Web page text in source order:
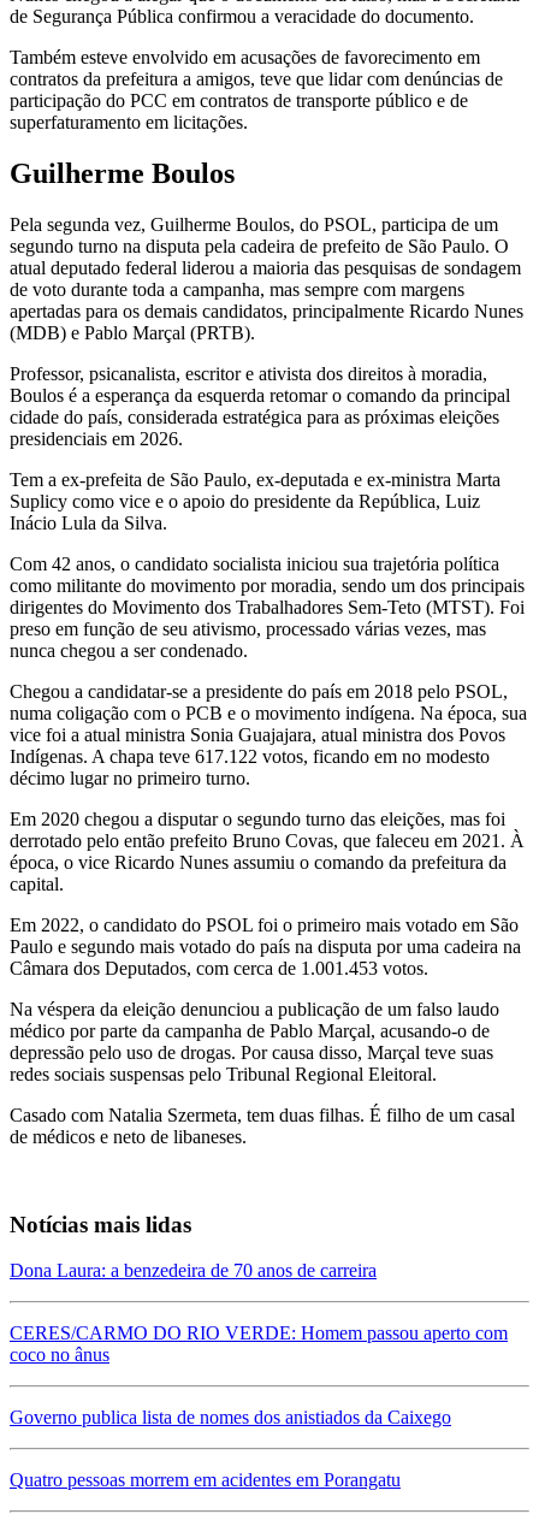
de Segurança Pública confirmou a veracidade do documento.
Também esteve envolvido em acusações de favorecimento em
contratos da prefeitura a amigos, teve que lidar com denúncias de
participação do PCC em contratos de transporte público e de
superfaturamento em licitações.
Guilherme Boulos
Pela segunda vez, Guilherme Boulos, do PSOL, participa de um
segundo turno na disputa pela cadeira de prefeito de São Paulo. O
atual deputado federal liderou a maioria das pesquisas de sondagem
de voto durante toda a campanha, mas sempre com margens
apertadas para os demais candidatos, principalmente Ricardo Nunes
(MDB) e Pablo Marçal (PRTB).
Professor, psicanalista, escritor e ativista dos direitos à moradia,
Boulos é a esperança da esquerda retomar o comando da principal
cidade do país, considerada estratégica para as próximas eleições
presidenciais em 2026.
Tem a ex-prefeita de São Paulo, ex-deputada e ex-ministra Marta
Suplicy como vice e o apoio do presidente da República, Luiz
Inácio Lula da Silva.
Com 42 anos, o candidato socialista iniciou sua trajetória política
como militante do movimento por moradia, sendo um dos principais
dirigentes do Movimento dos Trabalhadores Sem-Teto (MTST). Foi
preso em função de seu ativismo, processado várias vezes, mas
nunca chegou a ser condenado.
Chegou a candidatar-se a presidente do país em 2018 pelo PSOL,
numa coligação com o PCB e o movimento indígena. Na época, sua
vice foi a atual ministra Sonia Guajajara, atual ministra dos Povos
Indígenas. A chapa teve 617.122 votos, ficando em no modesto
décimo lugar no primeiro turno.
Em 2020 chegou a disputar o segundo turno das eleições, mas foi
derrotado pelo então prefeito Bruno Covas, que faleceu em 2021. À
época, o vice Ricardo Nunes assumiu o comando da prefeitura da
capital.
Em 2022, o candidato do PSOL foi o primeiro mais votado em São
Paulo e segundo mais votado do país na disputa por uma cadeira na
Câmara dos Deputados, com cerca de 1.001.453 votos.
Na véspera da eleição denunciou a publicação de um falso laudo
médico por parte da campanha de Pablo Marçal, acusando-o de
depressão pelo uso de drogas. Por causa disso, Marçal teve suas
redes sociais suspensas pelo Tribunal Regional Eleitoral.
Casado com Natalia Szermeta, tem duas filhas. É filho de um casal
de médicos e neto de libaneses.
Notícias mais lidas
Dona Laura: a benzedeira de 70 anos de carreira
CERES/CARMO DO RIO VERDE: Homem passou aperto com
coco no ânus
Governo publica lista de nomes dos anistiados da Caixego
Quatro pessoas morrem em acidentes em Porangatu